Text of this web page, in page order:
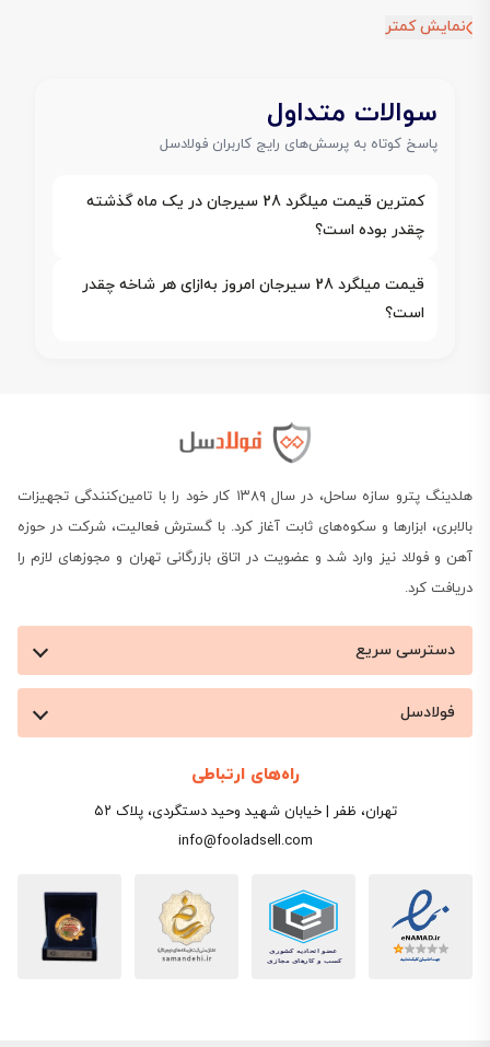
نمایش کمتر
سوالات متداول
پاسخ کوتاه به پرسش‌های رایج کاربران فولادسل
کمترین قیمت میلگرد 28 سیرجان در یک ماه گذشته
چقدر بوده است؟
قیمت میلگرد 28 سیرجان امروز به‌ازای هر شاخه چقدر
است؟
هلدینگ پترو سازه ساحل، در سال ۱۳۸۹ کار خود را با تامین‌کنندگی تجهیزات
بالابری، ابزارها و سکوه‌های ثابت آغاز کرد. با گسترش فعالیت، شرکت در حوزه
آهن و فولاد نیز وارد شد و عضویت در اتاق بازرگانی تهران و مجوزهای لازم را
دریافت کرد.
دسترسی سریع
فولادسل
راه‌های ارتباطی
تهران، ظفر | خیابان شهید وحید دستگردی، پلاک ۵۲
info@fooladsell.com